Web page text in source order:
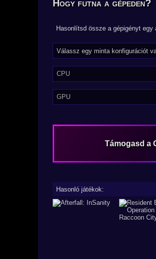
Hogy futna a gépeden?
Hasonlítsd össze a gépigényt
CPU
GPU
Támogasd a
Hasonló játékok: